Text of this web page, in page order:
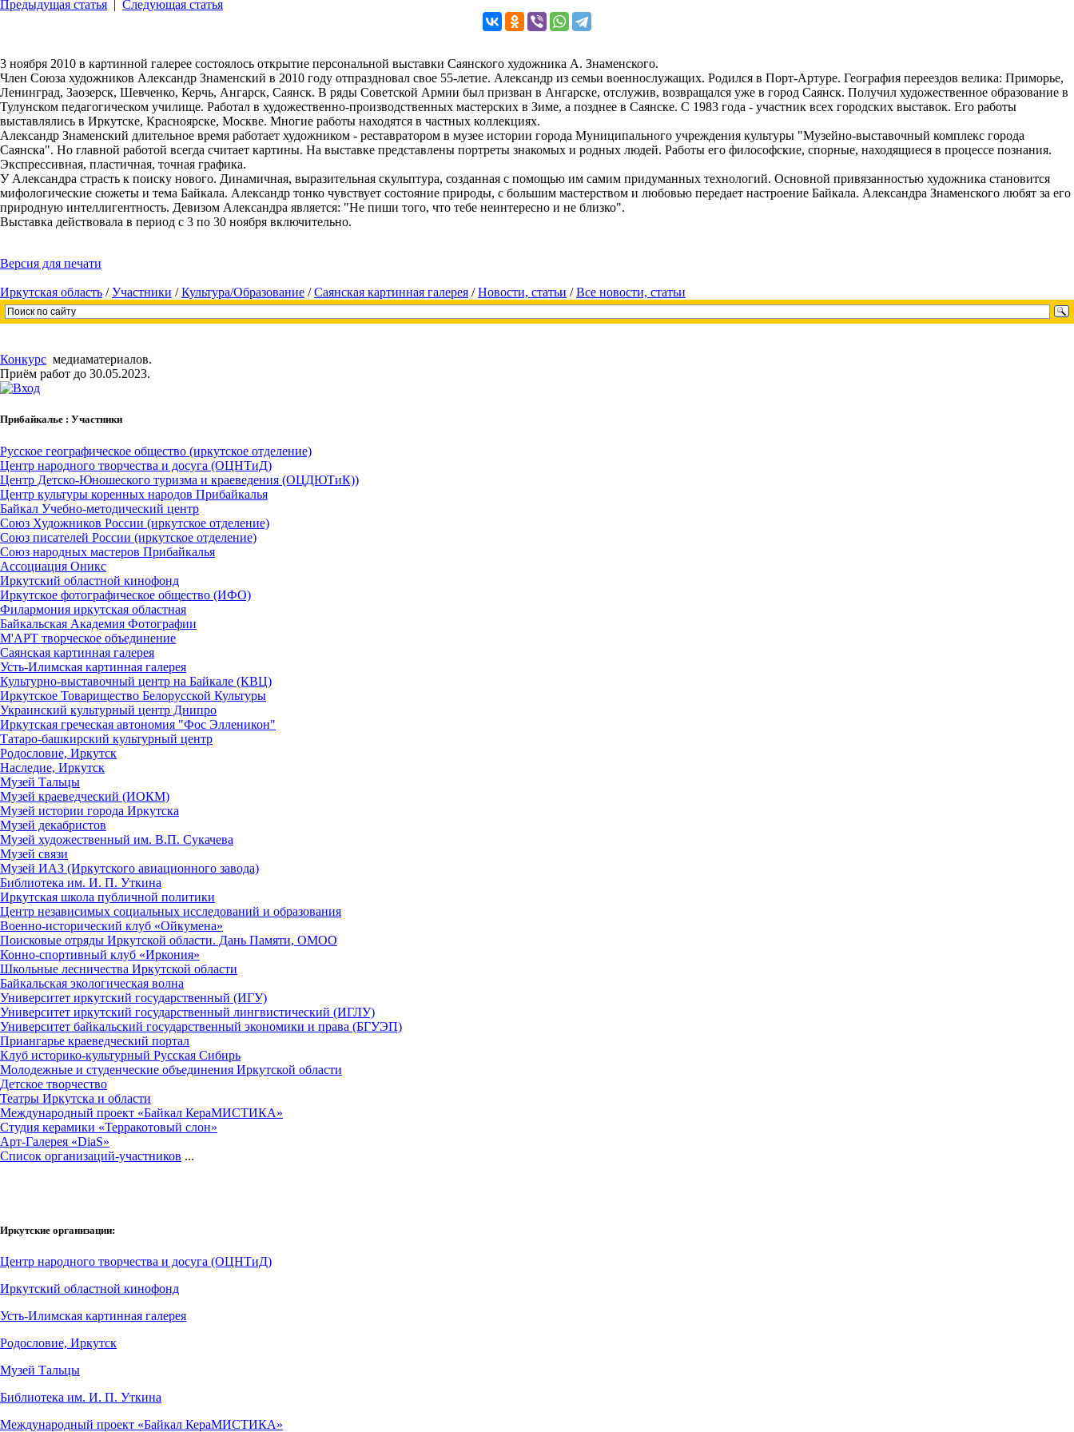
Предыдущая статья Следующая статья
3 ноября 2010 в картинной галерее состоялось открытие персональной выставки Саянского художника А. Знаменского.
Член Союза художников Александр Знаменский в 2010 году отпраздновал свое 55-летие. Александр из семьи военнослужащих. Родился в Порт-Артуре. География переездов велика: Приморье,
Ленинград, Заозерск, Шевченко, Керчь, Ангарск, Саянск. В ряды Советской Армии был призван в Ангарске, отслужив, возвращался уже в город Саянск. Получил художественное образование в
Тулунском педагогическом училище. Работал в художественно-производственных мастерских в Зиме, а позднее в Саянске. С 1983 года - участник всех городских выставок. Его работы
выставлялись в Иркутске, Красноярске, Москве. Многие работы находятся в частных коллекциях.
Александр Знаменский длительное время работает художником - реставратором в музее истории города Муниципального учреждения культуры "Музейно-выставочный комплекс города
Саянска". Но главной работой всегда считает картины. На выставке представлены портреты знакомых и родных людей. Работы его философские, спорные, находящиеся в процессе познания.
Экспрессивная, пластичная, точная графика.
У Александра страсть к поиску нового. Динамичная, выразительная скульптура, созданная с помощью им самим придуманных технологий. Основной привязанностью художника становится
мифологические сюжеты и тема Байкала. Александр тонко чувствует состояние природы, с большим мастерством и любовью передает настроение Байкала. Александра Знаменского любят за его
природную интеллигентность. Девизом Александра является: "Не пиши того, что тебе неинтересно и не близко".
Выставка действовала в период с 3 по 30 ноября включительно.
Версия для печати
Иркутская область /Участники /Культура/Образование /Саянская картинная галерея /Новости, статьи /Все новости, статьи
Конкурс медиаматериалов.
Приём работ до 30.05.2023.
Прибайкалье : Участники
Русское географическое общество (иркутское отделение)
Центр народного творчества и досуга (ОЦНТиД)
Центр Детско-Юношеского туризма и краеведения (ОЦДЮТиК))
Центр культуры коренных народов Прибайкалья
Байкал Учебно-методический центр
Союз Художников России (иркутское отделение)
Союз писателей России (иркутское отделение)
Союз народных мастеров Прибайкалья
Ассоциация Оникс
Иркутский областной кинофонд
Иркутское фотографическое общество (ИФО)
Филармония иркутская областная
Байкальская Академия Фотографии
М'АРТ творческое объединение
Саянская картинная галерея
Усть-Илимская картинная галерея
Культурно-выставочный центр на Байкале (КВЦ)
Иркутское Товарищество Белорусской Культуры
Украинский культурный центр Днипро
Иркутская греческая автономия "Фос Элленикон"
Татаро-башкирский культурный центр
Родословие, Иркутск
Наследие, Иркутск
Музей Тальцы
Музей краеведческий (ИОКМ)
Музей истории города Иркутска
Музей декабристов
Музей художественный им. В.П. Сукачева
Музей связи
Музей ИАЗ (Иркутского авиационного завода)
Библиотека им. И. П. Уткина
Иркутская школа публичной политики
Центр независимых социальных исследований и образования
Военно-исторический клуб «Ойкумена»
Поисковые отряды Иркутской области. Дань Памяти, ОМОО
Конно-спортивный клуб «Иркония»
Школьные лесничества Иркутской области
Байкальская экологическая волна
Университет иркутский государственный (ИГУ)
Университет иркутский государственный лингвистический (ИГЛУ)
Университет байкальский государственный экономики и права (БГУЭП)
Приангарье краеведческий портал
Клуб историко-культурный Русская Сибирь
Молодежные и студенческие объединения Иркутской области
Детское творчество
Театры Иркутска и области
Международный проект «Байкал КераМИСТИКА»
Студия керамики «Терракотовый слон»
Арт-Галерея «DiaS»
Cписок организаций-участников ...
Иркутские организации:
Центр народного творчества и досуга (ОЦНТиД)
Иркутский областной кинофонд
Усть-Илимская картинная галерея
Родословие, Иркутск
Музей Тальцы
Библиотека им. И. П. Уткина
Международный проект «Байкал КераМИСТИКА»